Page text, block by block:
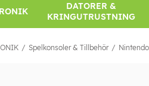
DATORER &
KRINGUTRUSTNING
Spelkonsoler & Tillbehör